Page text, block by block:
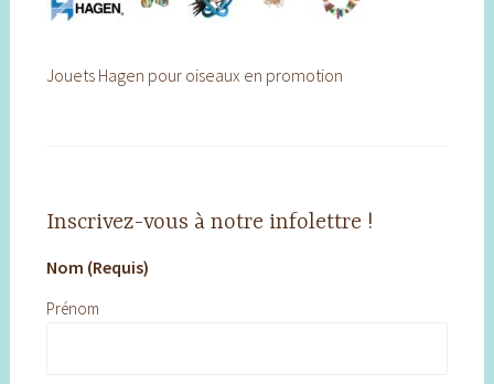
Jouets Hagen pour oiseaux en promotion
Inscrivez-vous à notre infolettre !
Nom (Requis)
Prénom